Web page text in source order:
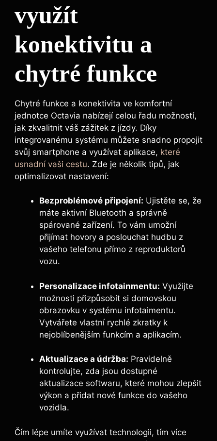
využít
konektivitu a
chytré funkce
Chytré funkce a konektivita ve komfortní
jednotce Octavia nabízejí celou řadu možností,
jak zkvalitnit váš zážitek z jízdy. Díky
integrovanému systému můžete snadno propojit
svůj smartphone a využívat aplikace, které
usnadní vaši cestu. Zde je několik tipů, jak
optimalizovat nastavení:
Bezproblémové připojení: Ujistěte se, že
máte aktivní Bluetooth a správně
spárované zařízení. To vám umožní
přijímat hovory a poslouchat hudbu z
vašeho telefonu přímo z reproduktorů
vozu.
Personalizace infotainmentu: Využijte
možnosti přizpůsobit si domovskou
obrazovku v systému infotaimentu.
Vytvářete vlastní rychlé zkratky k
nejoblíbenějším funkcím a aplikacím.
Aktualizace a údržba: Pravidelně
kontrolujte, zda jsou dostupné
aktualizace softwaru, které mohou zlepšit
výkon a přidat nové funkce do vašeho
vozidla.
Čím lépe umíte využívat technologii, tím více